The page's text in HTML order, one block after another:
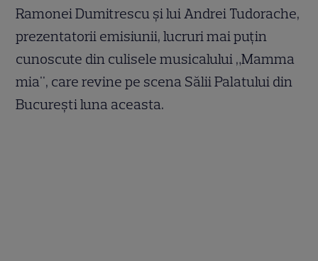
Ramonei Dumitrescu și lui Andrei Tudorache,
prezentatorii emisiunii, lucruri mai puțin
cunoscute din culisele musicalului „Mamma
mia", care revine pe scena Sălii Palatului din
București luna aceasta.